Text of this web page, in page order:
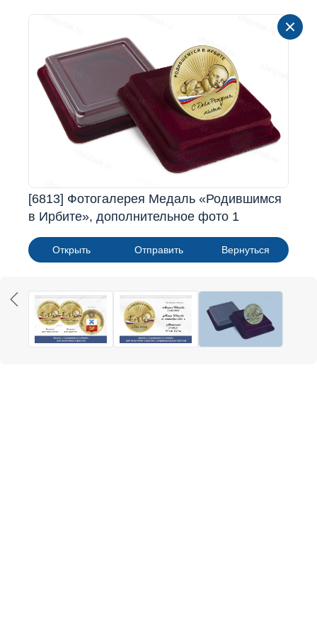
[6813] Фотогалерея Медаль «Родившимся
в Ирбите», дополнительное фото 1
Открыть Отправить Вернуться